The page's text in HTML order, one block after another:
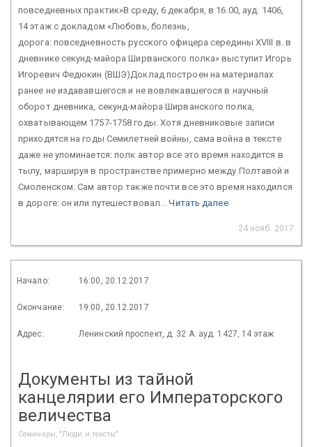
повседневных практик»В среду, 6 декабря, в 16.00, ауд. 1406,
14 этаж с докладом «Любовь, болезнь,
дорога: повседневность русского офицера середины XVIII в. в
дневнике секунд-майора Ширванского полка» выступит Игорь
Игоревич Федюкин (ВШЭ)Доклад построен на материалах
ранее не издававшегося и не вовлекавшегося в научный
оборот дневника, секунд-майора Ширванского полка,
охватывающем 1757-1758 годы. Хотя дневниковые записи
приходятся на годы Семилетней войны, сама война в тексте
даже не упоминается: полк автор все это время находится в
тылу, маршируя в пространстве примерно между Полтавой и
Смоленском. Сам автор также почти все это время находился
в дороге: он или путешествовал...Читать далее
24 нояб. 2017
Начало: 16:00, 20.12.2017
Окончание: 19:00, 20.12.2017
Адрес: Ленинский проспект, д. 32 А. ауд. 1427, 14 этаж
Документы из тайной
канцелярии его Императорского
величества
Семинары, "Люди и тексты"